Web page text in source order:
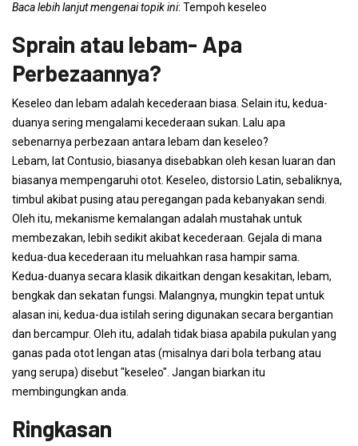
Baca lebih lanjut mengenai topik ini: Tempoh keseleo
Sprain atau lebam- Apa
Perbezaannya?
Keseleo dan lebam adalah kecederaan biasa. Selain itu, kedua-
duanya sering mengalami kecederaan sukan. Lalu apa
sebenarnya perbezaan antara lebam dan keseleo?
Lebam, lat Contusio, biasanya disebabkan oleh kesan luaran dan
biasanya mempengaruhi otot. Keseleo, distorsio Latin, sebaliknya,
timbul akibat pusing atau peregangan pada kebanyakan sendi.
Oleh itu, mekanisme kemalangan adalah mustahak untuk
membezakan, lebih sedikit akibat kecederaan. Gejala di mana
kedua-dua kecederaan itu meluahkan rasa hampir sama.
Kedua-duanya secara klasik dikaitkan dengan kesakitan, lebam,
bengkak dan sekatan fungsi. Malangnya, mungkin tepat untuk
alasan ini, kedua-dua istilah sering digunakan secara bergantian
dan bercampur. Oleh itu, adalah tidak biasa apabila pukulan yang
ganas pada otot lengan atas (misalnya dari bola terbang atau
yang serupa) disebut "keseleo". Jangan biarkan itu
membingungkan anda.
Ringkasan